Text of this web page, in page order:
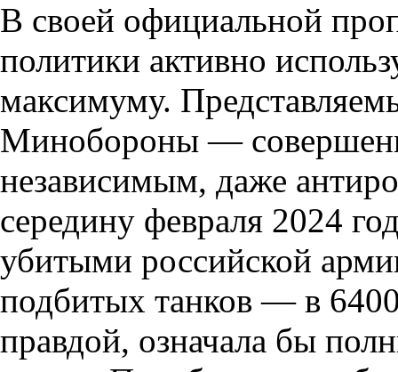
В своей официальной
политики активно
максимуму.
Минобороны —
независимым, даже
середину февраля 2024
убитыми российской
подбитых танков — в
правдой, означала бы